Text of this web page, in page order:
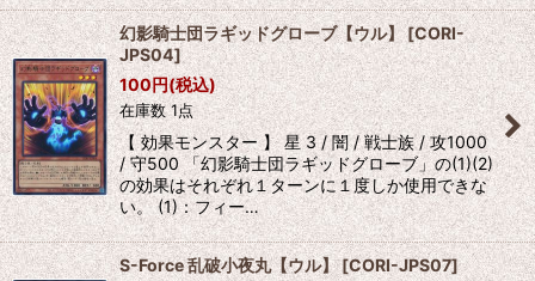
幻影騎士団ラギッドグローブ【ウル】 [CORI-
JPS04]
100円(税込)
在庫数 1点
【 効果モンスター 】 星 3 / 闇 / 戦士族 / 攻1000
/ 守500 「幻影騎士団ラギッドグローブ」の(1)(2)
の効果はそれぞれ１ターンに１度しか使用できな
い。 (1)：フィー…
S-Force 乱破小夜丸【ウル】 [CORI-JPS07]